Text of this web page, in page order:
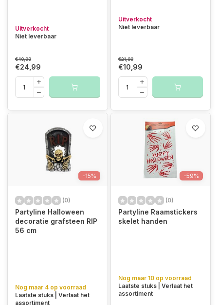
Uitverkocht
Niet leverbaar
€40,99
€24,99
Uitverkocht
Niet leverbaar
€21,99
€10,99
-15%
(0)
Partyline Halloween
decoratie grafsteen RIP
56 cm
Nog maar 4 op voorraad
Laatste stuks | Verlaat het
assortiment
-59%
(0)
Partyline Raamstickers
skelet handen
Nog maar 10 op voorraad
Laatste stuks | Verlaat het
assortiment